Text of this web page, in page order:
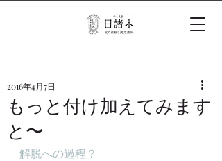
もっと付け加えてみます
と〜
2016年4月7日
解脱への過程？